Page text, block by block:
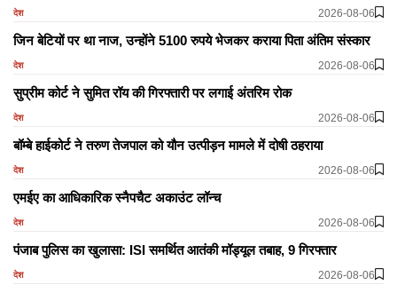
देश 2026-08-06
जिन बेटियों पर था नाज, उन्होंने 5100 रुपये भेजकर कराया पिता अंतिम संस्कार
देश 2026-08-06
सुप्रीम कोर्ट ने सुमित रॉय की गिरफ्तारी पर लगाई अंतरिम रोक
देश 2026-08-06
बॉम्बे हाईकोर्ट ने तरुण तेजपाल को यौन उत्पीड़न मामले में दोषी ठहराया
देश 2026-08-06
एमईए का आधिकारिक स्नैपचैट अकाउंट लॉन्च
देश 2026-08-06
पंजाब पुलिस का खुलासा: ISI समर्थित आतंकी मॉड्यूल तबाह, 9 गिरफ्तार
देश 2026-08-06